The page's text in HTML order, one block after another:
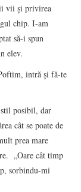
vii şi privirea
chip. I-am
să-i spun
elev.
intră şi fă-te
posibil, dar
cât se poate de
prea mare
„Oare cât timp
sorbindu-mi